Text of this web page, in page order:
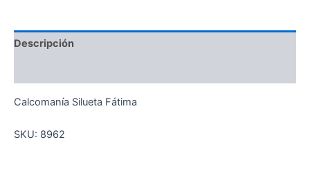
Descripción
Calcomanía Silueta Fátima
SKU: 8962